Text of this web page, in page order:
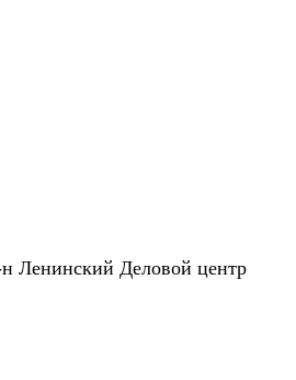
Ленинский Деловой центр